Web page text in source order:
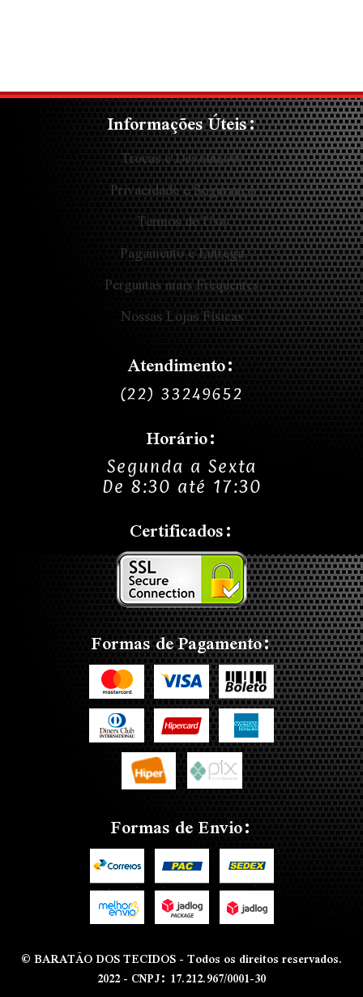
Informações Úteis:
Trocas e Devoluções
Privacidade e Segurança
Termos de Uso
Pagamento e Entrega
Perguntas mais Frequentes
Nossas Lojas Físicas
Atendimento:
(22) 33249652
Horário:
Segunda a Sexta
De 8:30 até 17:30
Certificados:
Formas de Pagamento:
Formas de Envio:
© BARATÃO DOS TECIDOS - Todos os direitos reservados.
2022 - CNPJ: 17.212.967/0001-30